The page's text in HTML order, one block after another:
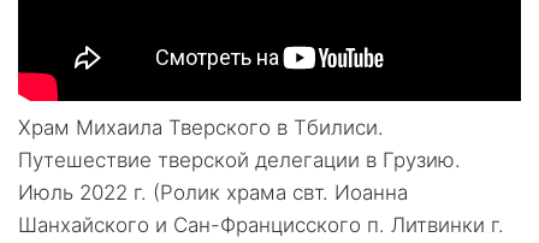
Храм Михаила Тверского в Тбилиси.
Путешествие тверской делегации в Грузию.
Июль 2022 г. (Ролик храма свт. Иоанна
Шанхайского и Сан-Францисского п. Литвинки г.